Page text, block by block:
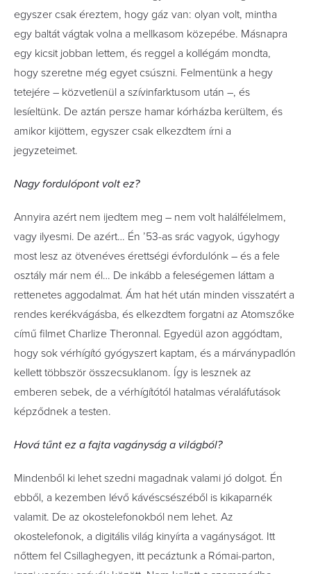
egyszer csak éreztem, hogy gáz van: olyan volt, mintha
egy baltát vágtak volna a mellkasom közepébe. Másnapra
egy kicsit jobban lettem, és reggel a kollégám mondta,
hogy szeretne még egyet csúszni. Felmentünk a hegy
tetejére – közvetlenül a szívinfarktusom után –, és
lesíeltünk. De aztán persze hamar kórházba kerültem, és
amikor kijöttem, egyszer csak elkezdtem írni a
jegyzeteimet.
Nagy fordulópont volt ez?
Annyira azért nem ijedtem meg – nem volt halálfélelmem,
vagy ilyesmi. De azért… Én ’53-as srác vagyok, úgyhogy
most lesz az ötvenéves érettségi évfordulónk – és a fele
osztály már nem él… De inkább a feleségemen láttam a
rettenetes aggodalmat. Ám hat hét után minden visszatért a
rendes kerékvágásba, és elkezdtem forgatni az Atomszőke
című filmet Charlize Theronnal. Egyedül azon aggódtam,
hogy sok vérhígító gyógyszert kaptam, és a márványpadlón
kellett többször összecsuklanom. Így is lesznek az
emberen sebek, de a vérhígítótól hatalmas véraláfutások
képződnek a testen.
Hová tűnt ez a fajta vagányság a világból?
Mindenből ki lehet szedni magadnak valami jó dolgot. Én
ebből, a kezemben lévő kávéscsészéből is kikaparnék
valamit. De az okostelefonokból nem lehet. Az
okostelefonok, a digitális világ kinyírta a vagányságot. Itt
nőttem fel Csillaghegyen, itt pecáztunk a Római-parton,